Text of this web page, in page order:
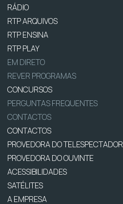
RÁDIO
RTP ARQUIVOS
RTP ENSINA
RTP PLAY
EM DIRETO
REVER PROGRAMAS
CONCURSOS
PERGUNTAS FREQUENTES
CONTACTOS
CONTACTOS
PROVEDORA DO TELESPECTADOR
PROVEDORA DO OUVINTE
ACESSIBILIDADES
SATÉLITES
A EMPRESA